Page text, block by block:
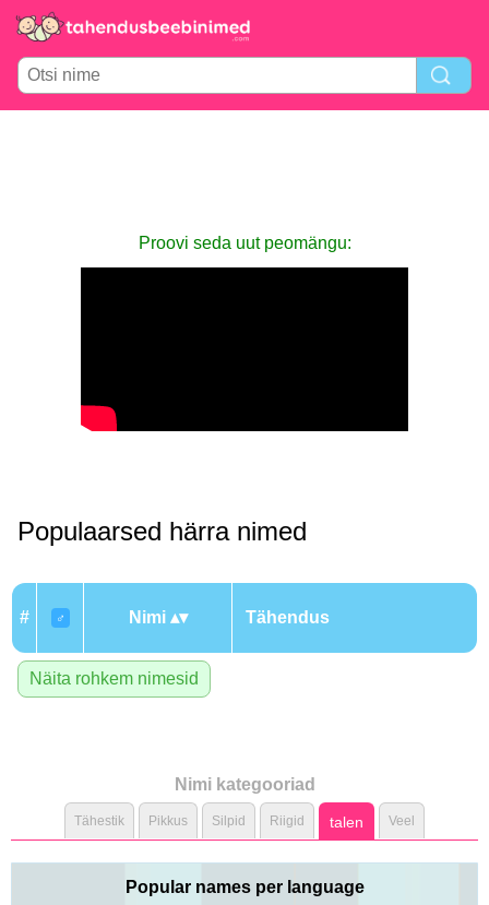
Proovi seda uut peomängu:
Populaarsed härra nimed
# ♂ Nimi Tähendus
Näita rohkem nimesid
Nimi kategooriad
Tähestik Pikkus Silpid Riigid talen Veel
Popular names per language